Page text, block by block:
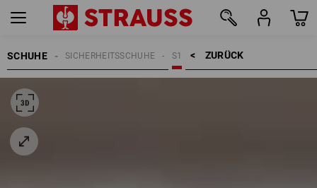
SCHUHE ZURÜCK    >
S1
SICHERHEITSSCHUHE